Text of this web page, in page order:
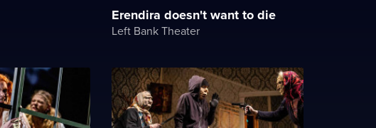
Erendira doesn't want to die
Left Bank Theater